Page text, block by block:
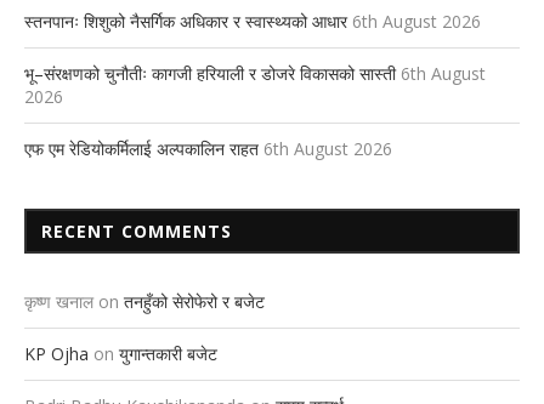
स्तनपानः शिशुको नैसर्गिक अधिकार र स्वास्थ्यको आधार 6th August 2026
भू–संरक्षणको चुनौतीः कागजी हरियाली र डोजरे विकासको सास्ती 6th August
2026
एफ एम रेडियोकर्मिलाई अल्पकालिन राहत 6th August 2026
RECENT COMMENTS
कृष्ण खनाल on तनहुँको सेरोफेरो र बजेट
KP Ojha on युगान्तकारी बजेट